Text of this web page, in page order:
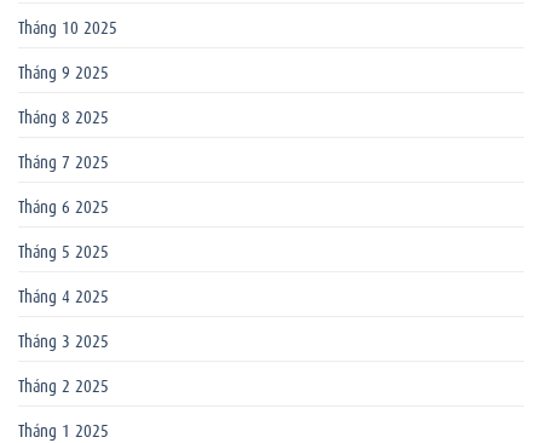
Tháng 10 2025
Tháng 9 2025
Tháng 8 2025
Tháng 7 2025
Tháng 6 2025
Tháng 5 2025
Tháng 4 2025
Tháng 3 2025
Tháng 2 2025
Tháng 1 2025